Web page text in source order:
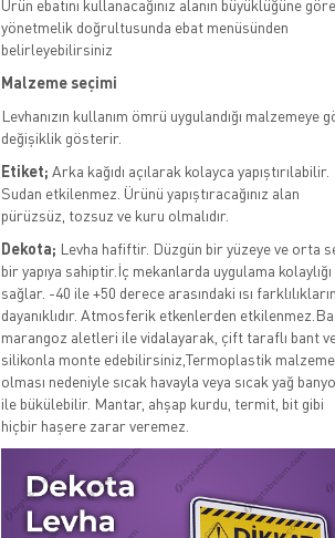
Ürün ebatını kullanacağınız alanın büyüklüğüne göre
yönetmelik doğrultusunda ebat menüsünden
belirleyebilirsiniz
Malzeme seçimi
Levhanızın kullanım ömrü uygulandığı malzemeye
değişiklik gösterir.
Etiket; Arka kağıdı açılarak kolayca yapıştırılabilir.
Sudan etkilenmez. Ürünü yapıştıracağınız alan
pürüzsüz, tozsuz ve kuru olmalıdır.
Dekota; Levha hafiftir. Düzgün bir yüzeye ve orta
bir yapıya sahiptir.İç mekanlarda uygulama kolaylığı
sağlar. -40 ile +50 derece arasındaki ısı
dayanıklıdır. Atmosferik etkenlerden
marangoz aletleri ile vidalayarak, çift taraflı bant
silikonla monte edebilirsiniz,Termoplastik malzeme
olması nedeniyle sıcak havayla veya sıcak yağ
ile bükülebilir. Mantar, ahşap kurdu, termit, bit gibi
hiçbir haşere zarar veremez.